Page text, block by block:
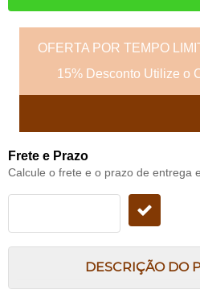
OFERTA POR TEMPO
15% Desconto Utilize o
Frete e Prazo
Calcule o frete e o prazo de entrega
DESCRIÇÃO DO